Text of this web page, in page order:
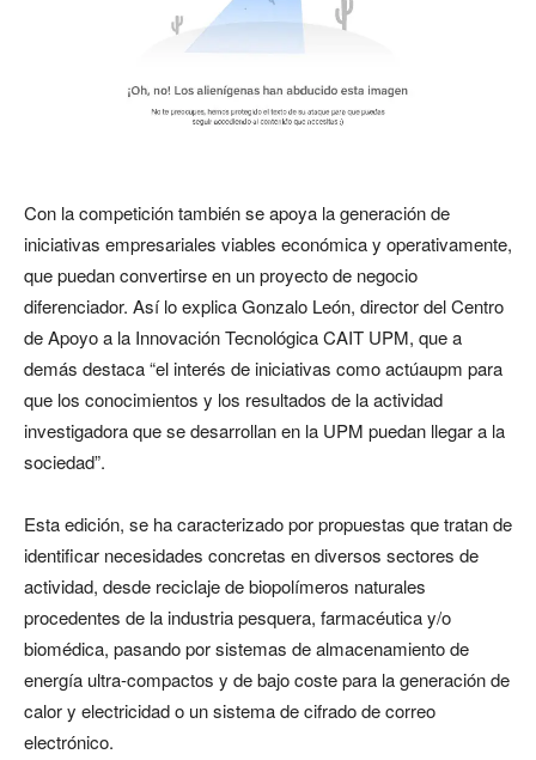
Con la competición también se apoya la generación de
iniciativas empresariales viables económica y operativamente,
que puedan convertirse en un proyecto de negocio
diferenciador. Así lo explica Gonzalo León, director del Centro
de Apoyo a la Innovación Tecnológica CAIT UPM, que a
demás destaca “el interés de iniciativas como actúaupm para
que los conocimientos y los resultados de la actividad
investigadora que se desarrollan en la UPM puedan llegar a la
sociedad”.
Esta edición, se ha caracterizado por propuestas que tratan de
identificar necesidades concretas en diversos sectores de
actividad, desde reciclaje de biopolímeros naturales
procedentes de la industria pesquera, farmacéutica y/o
biomédica, pasando por sistemas de almacenamiento de
energía ultra-compactos y de bajo coste para la generación de
calor y electricidad o un sistema de cifrado de correo
electrónico.